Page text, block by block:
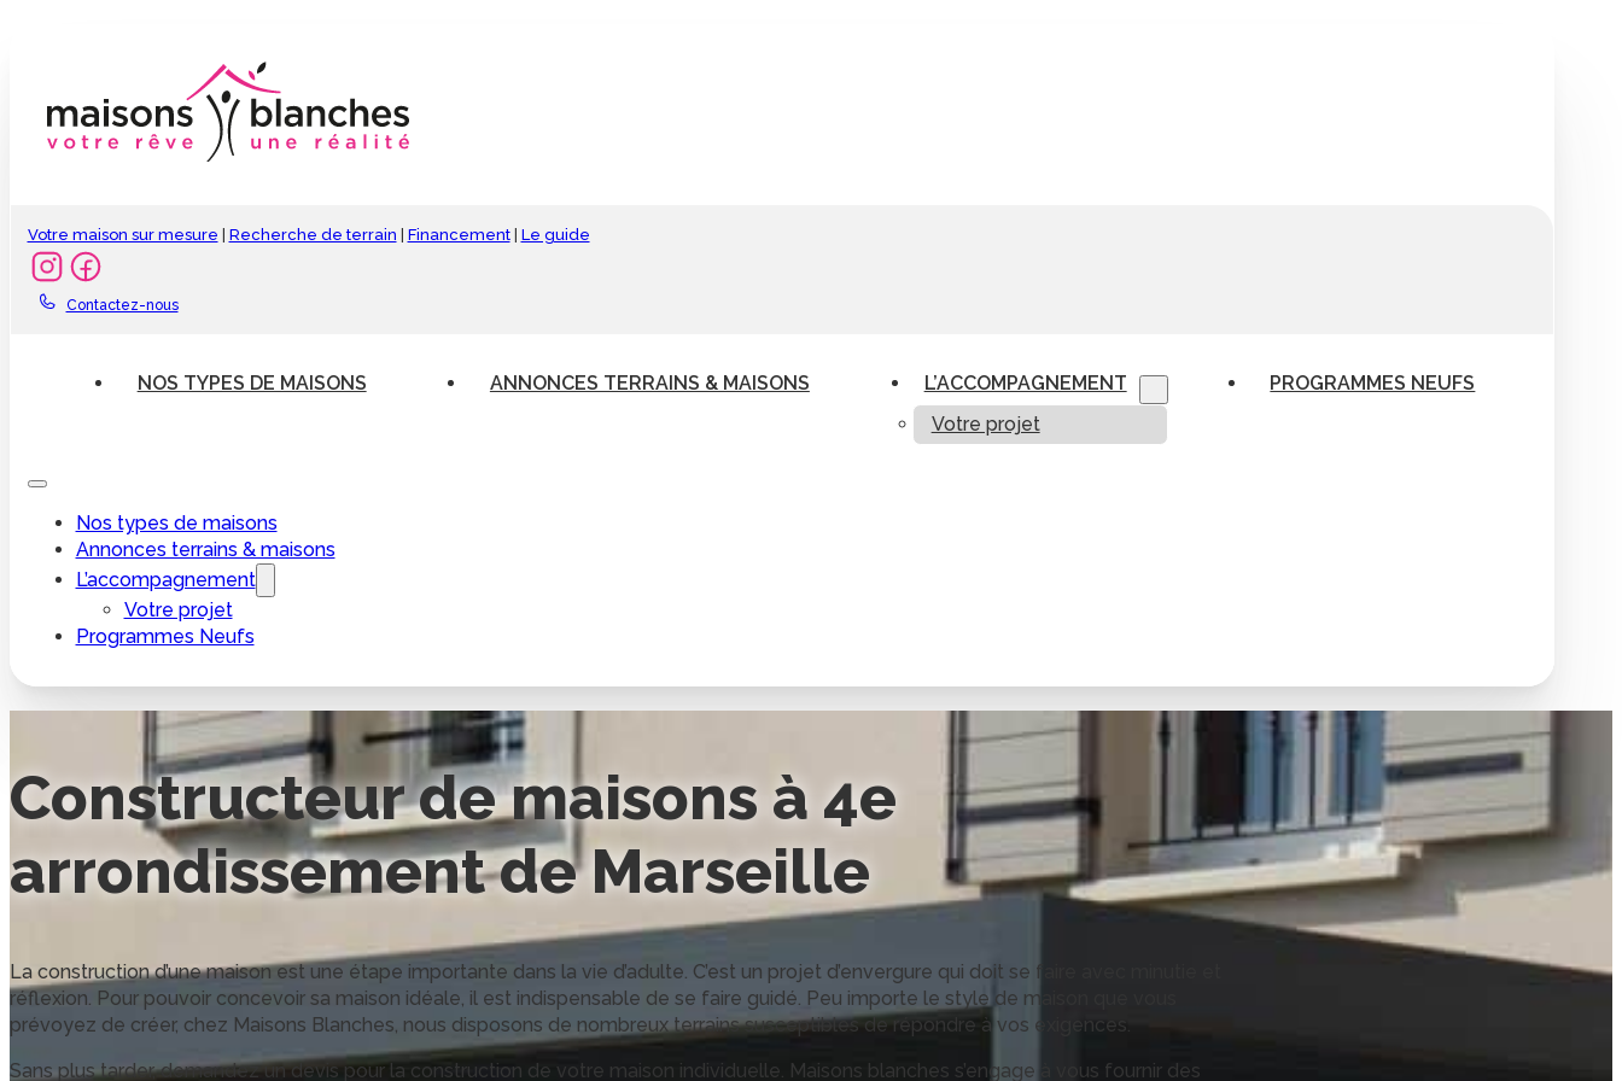
Votre maison sur mesure | Recherche de terrain | Financement| Le guide
Contactez-nous
NOS TYPES DE MAISONS ANNONCES TERRAINS & MAISONS
L’ACCOMPAGNEMENT
Votre projet
PROGRAMMES NEUFS
Nos types de maisons
Annonces terrains & maisons
L’accompagnement
Votre projet
Programmes Neufs
Constructeur de maisons à 4e
arrondissement de Marseille
La construction d’une maison est une étape importante dans la vie d’adulte. C’est un projet d’envergure qui doit se faire avec minutie et
réflexion. Pour pouvoir concevoir sa maison idéale, il est indispensable de se faire guidé. Peu importe le style de maison que vous
prévoyez de créer, chez Maisons Blanches, nous disposons de nombreux terrains susceptibles de répondre à vos exigences.
Sans plus tarder, demandez un devis pour la construction de votre maison individuelle. Maisons blanches s’engage à vous fournir des